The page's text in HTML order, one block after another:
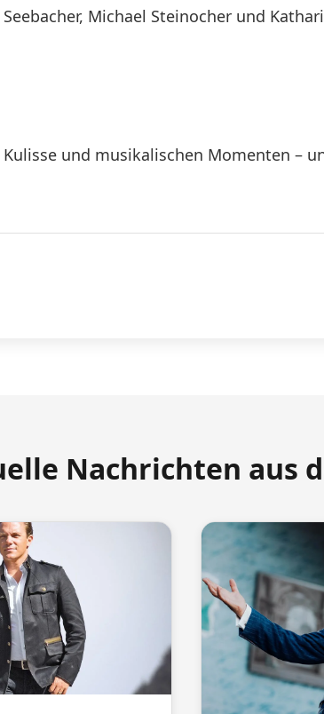
Michael Steinocher und
und musikalischen Momenten –
Nachrichten aus